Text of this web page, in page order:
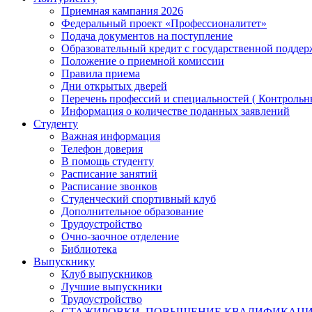
Приемная кампания 2026
Федеральный проект «Профессионалитет»
Подача документов на поступление
Образовательный кредит с государственной
Положение о приемной комиссии
Правила приема
Дни открытых дверей
Перечень профессий и специальностей (
Информация о количестве поданных заявлений
Студенту
Важная информация
Телефон доверия
В помощь студенту
Расписание занятий
Расписание звонков
Студенческий спортивный клуб
Дополнительное образование
Трудоустройство
Очно-заочное отделение
Библиотека
Выпускнику
Клуб выпускников
Лучшие выпускники
Трудоустройство